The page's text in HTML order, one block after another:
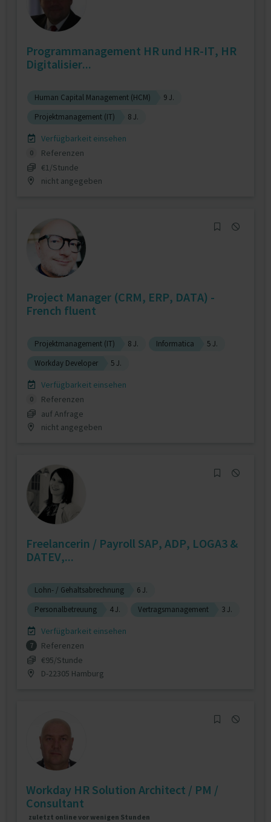
Programmanagement HR und HR-IT, HR
Digitalisier...
Human Capital Management (HCM)
9 J.
Projektmanagement (IT)
8 J.
Verfügbarkeit einsehen
0
Referenzen
€1/Stunde
nicht angegeben
Project Manager (CRM, ERP, DATA) -
French fluent
Projektmanagement (IT) 8 J. Informatica
5 J.
Workday Developer
5 J.
Verfügbarkeit einsehen
0
Referenzen
auf Anfrage
nicht angegeben
Freelancerin / Payroll SAP, ADP, LOGA3 &
DATEV,...
Lohn- / Gehaltsabrechnung
6 J.
Personalbetreuung
4 J. Vertragsmanagement 3 J.
Verfügbarkeit einsehen
7
Referenzen
€95/Stunde
D-22305 Hamburg
Workday HR Solution Architect / PM /
Consultant
zuletzt online vor wenigen Stunden